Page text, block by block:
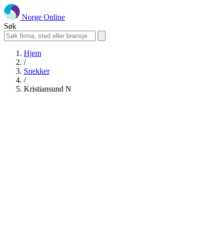
Norge Online
Søk
Hjem
/
Snekker
/
Kristiansund N